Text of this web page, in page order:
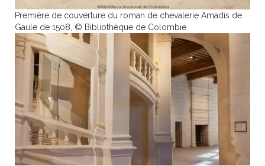
Première de couverture du roman de chevalerie Amadis de
Gaule de 1508, © Bibliothèque de Colombie.